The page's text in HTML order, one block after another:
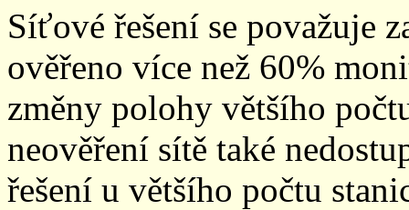
Síťové řešení se považuje
ověřeno více než 60%
změny polohy většího
neověření sítě také
řešení u většího počtu